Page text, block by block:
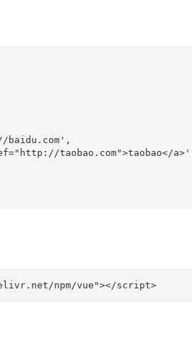
baidu.com',
taobao.com">taobao</a>'
npm/vue"></script>